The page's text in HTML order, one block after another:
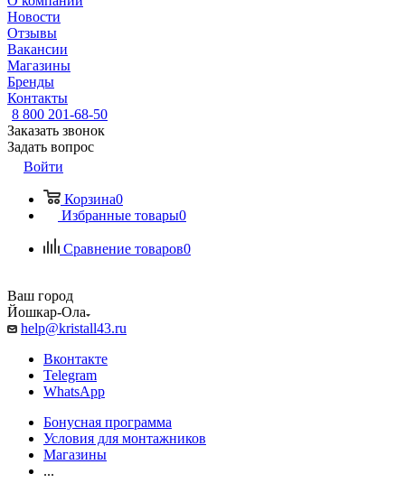
Новости
Отзывы
Вакансии
Магазины
Бренды
Контакты
8 800 201-68-50
Заказать звонок
Задать вопрос
Войти
Корзина0
Избранные товары0
Сравнение товаров0
Ваш город
Йошкар-Ола
help@kristall43.ru
Вконтакте
Telegram
WhatsApp
Бонусная программа
Условия для монтажников
Магазины
...